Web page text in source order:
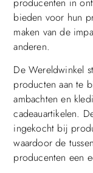
bieden voor hun
maken van de
anderen.
De Wereldwinkel
producten aan te
ambachten en
cadeauartikelen.
ingekocht bij
waardoor de
producenten een